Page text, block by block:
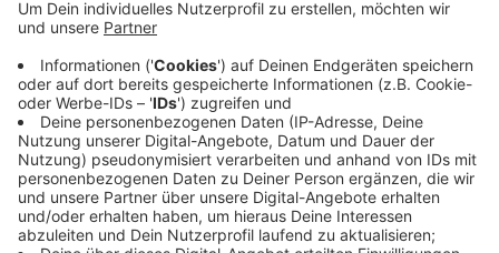
Es war die 14. Niederlage in Folge gegen Bremerhaven.
In der Tabelle der Deutschen Eishockey Liga rangieren
die Pinguine weiter auf dem drittletzten Platz.
Morgen haben sie die Grizzlys Wolfsburg zu Gast.
Erstes Bully ist um 17 Uhr.